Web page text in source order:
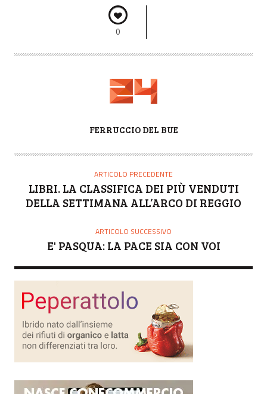
0
T
FERRUCCIO DEL BUE
ARTICOLO PRECEDENTE
LIBRI. LA CLASSIFICA DEI PIÙ VENDUTI
DELLA SETTIMANA ALL’ARCO DI REGGIO
ARTICOLO SUCCESSIVO
E' PASQUA: LA PACE SIA CON VOI